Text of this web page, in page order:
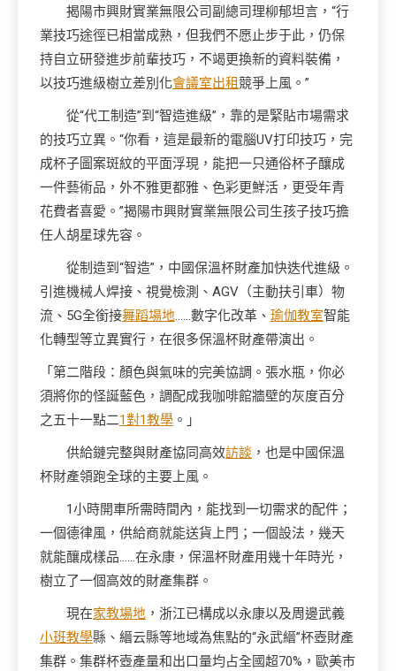
揭陽市興財實業無限公司副總司理柳郁坦言，“行
業技巧途徑已相當成熟，但我們不愿止步于此，仍保
持自立研發進步前輩技巧，不竭更換新的資料裝備，
以技巧進級樹立差別化會議室出租 競爭上風。”
從“代工制造”到“智造進級”，靠的是緊貼市場需求
的技巧立異。“你看，這是最新的電腦UV打印技巧，完
成杯子圖案斑紋的平面浮現，能把一只通俗杯子釀成
一件藝術品，外不雅更都雅、色彩更鮮活，更受年青
花費者喜愛。”揭陽市興財實業無限公司生孩子技巧擔
任人胡星球先容。
從制造到“智造”，中國保溫杯財產加快迭代進級。
引進機械人焊接、視覺檢測、AGV（主動扶引車）物
流、5G全銜接舞蹈場地……數字化改革、 瑜伽教室智能
化轉型等立異實行，在很多保溫杯財產帶演出。
「第二階段：顏色與氣味的完美協調。張水瓶，你必
須將你的怪誕藍色，調配成我咖啡館牆壁的灰度百分
之五十一點二1對1教學 。」
供給鏈完整與財產協同高效訪談 ，也是中國保溫
杯財產領跑全球的主要上風。
1小時開車所需時間內，能找到一切需求的配件；
一個德律風，供給商就能送貨上門；一個設法，幾天
就能釀成樣品……在永康，保溫杯財產用幾十年時光，
樹立了一個高效的財產集群。
現在家教場地 ，浙江已構成以永康以及周邊武義
小班教學縣、縉云縣等地域為焦點的“永武縉”杯壺財產
集群。集群杯壺產量和出口量均占全國超70%，歐美市